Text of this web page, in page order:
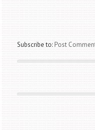
Subscribe to: Post